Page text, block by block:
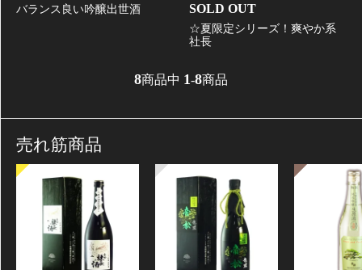
バランス良い吟醸出世酒
SOLD OUT
☆夏限定シリーズ！爽やか系
社長
8商品中 1-8商品
売れ筋商品